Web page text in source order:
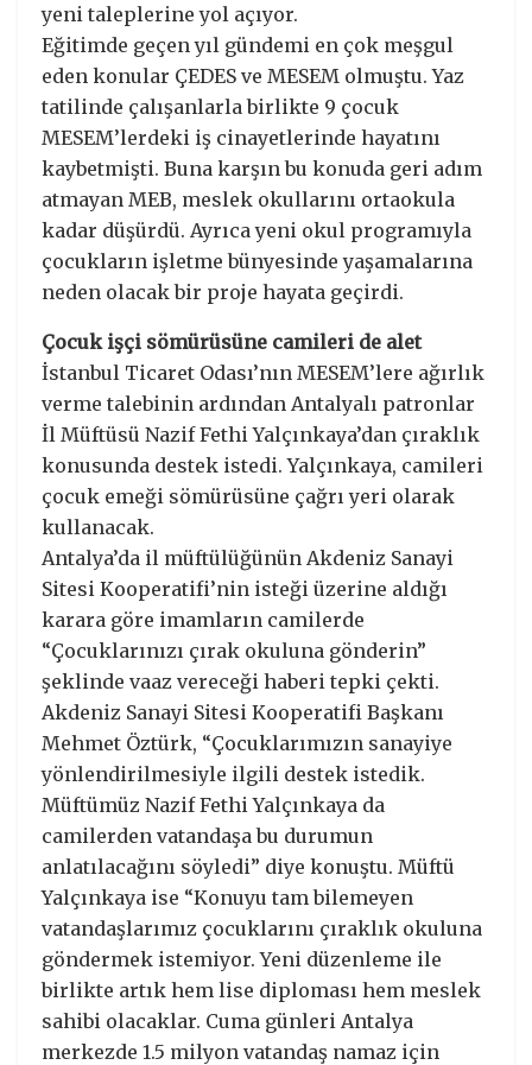
yeni taleplerine yol açıyor.
Eğitimde geçen yıl gündemi en çok meşgul
eden konular ÇEDES ve MESEM olmuştu. Yaz
tatilinde çalışanlarla birlikte 9 çocuk
MESEM’lerdeki iş cinayetlerinde hayatını
kaybetmişti. Buna karşın bu konuda geri adım
atmayan MEB, meslek okullarını ortaokula
kadar düşürdü. Ayrıca yeni okul programıyla
çocukların işletme bünyesinde yaşamalarına
neden olacak bir proje hayata geçirdi.
Çocuk işçi sömürüsüne camileri de alet
İstanbul Ticaret Odası’nın MESEM’lere ağırlık
verme talebinin ardından Antalyalı patronlar
İl Müftüsü Nazif Fethi Yalçınkaya’dan çıraklık
konusunda destek istedi. Yalçınkaya, camileri
çocuk emeği sömürüsüne çağrı yeri olarak
kullanacak.
Antalya’da il müftülüğünün Akdeniz Sanayi
Sitesi Kooperatifi’nin isteği üzerine aldığı
karara göre imamların camilerde
“Çocuklarınızı çırak okuluna gönderin”
şeklinde vaaz vereceği haberi tepki çekti.
Akdeniz Sanayi Sitesi Kooperatifi Başkanı
Mehmet Öztürk, “Çocuklarımızın sanayiye
yönlendirilmesiyle ilgili destek istedik.
Müftümüz Nazif Fethi Yalçınkaya da
camilerden vatandaşa bu durumun
anlatılacağını söyledi” diye konuştu. Müftü
Yalçınkaya ise “Konuyu tam bilemeyen
vatandaşlarımız çocuklarını çıraklık okuluna
göndermek istemiyor. Yeni düzenleme ile
birlikte artık hem lise diploması hem meslek
sahibi olacaklar. Cuma günleri Antalya
merkezde 1.5 milyon vatandaş namaz için